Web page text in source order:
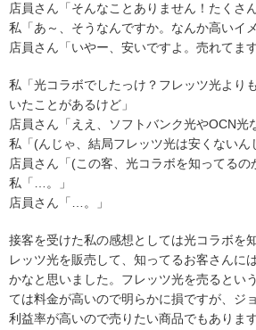
店員さん「そんなことありません！たくさ
私「あ～、そうなんですか。なんか高いイ
店員さん「いやー、安いですよ。売れてま
私「光コラボでしたっけ？フレッツ光より
いたことがあるけど」
店員さん「ええ、ソフトバンク光やOCN光
私「(んじゃ、結局フレッツ光は安くないん
店員さん「(この客、光コラボを知ってる
私「…。」
店員さん「…。」
接客を受けた私の感想としては光コラボを
レッツ光を販売して、知ってるお客さんに
かなと思いました。フレッツ光を売るとい
ては料金が高いので明らかに損ですが、ジ
利益率が高いので売りたい商品でもありま